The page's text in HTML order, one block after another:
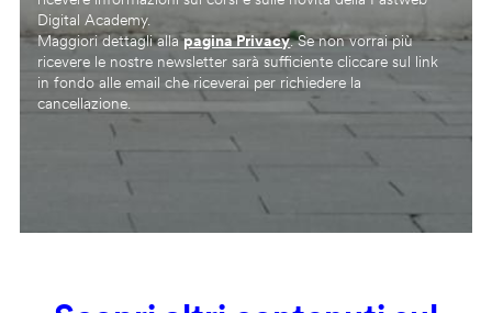
Digital Academy.
Maggiori dettagli allapagina Privacy. Se non vorrai più
ricevere le nostre newsletter sarà sufficiente cliccare sul link
in fondo alle email che riceverai per richiedere la
cancellazione.